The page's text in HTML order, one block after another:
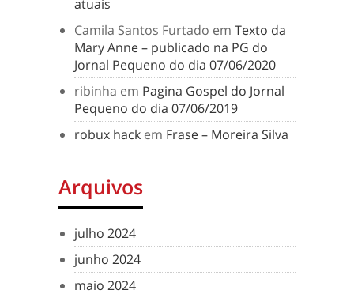
atuais
Camila Santos Furtado em Texto da
Mary Anne – publicado na PG do
Jornal Pequeno do dia 07/06/2020
ribinha em Pagina Gospel do Jornal
Pequeno do dia 07/06/2019
robux hack em Frase – Moreira Silva
Arquivos
julho 2024
junho 2024
maio 2024